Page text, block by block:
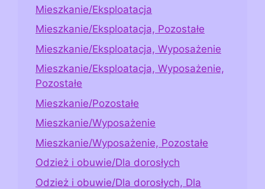
Mieszkanie/Eksploatacja
Mieszkanie/Eksploatacja, Pozostałe
Mieszkanie/Eksploatacja, Wyposażenie
Mieszkanie/Eksploatacja, Wyposażenie,
Pozostałe
Mieszkanie/Pozostałe
Mieszkanie/Wyposażenie
Mieszkanie/Wyposażenie, Pozostałe
Odzież i obuwie/Dla dorosłych
Odzież i obuwie/Dla dorosłych, Dla